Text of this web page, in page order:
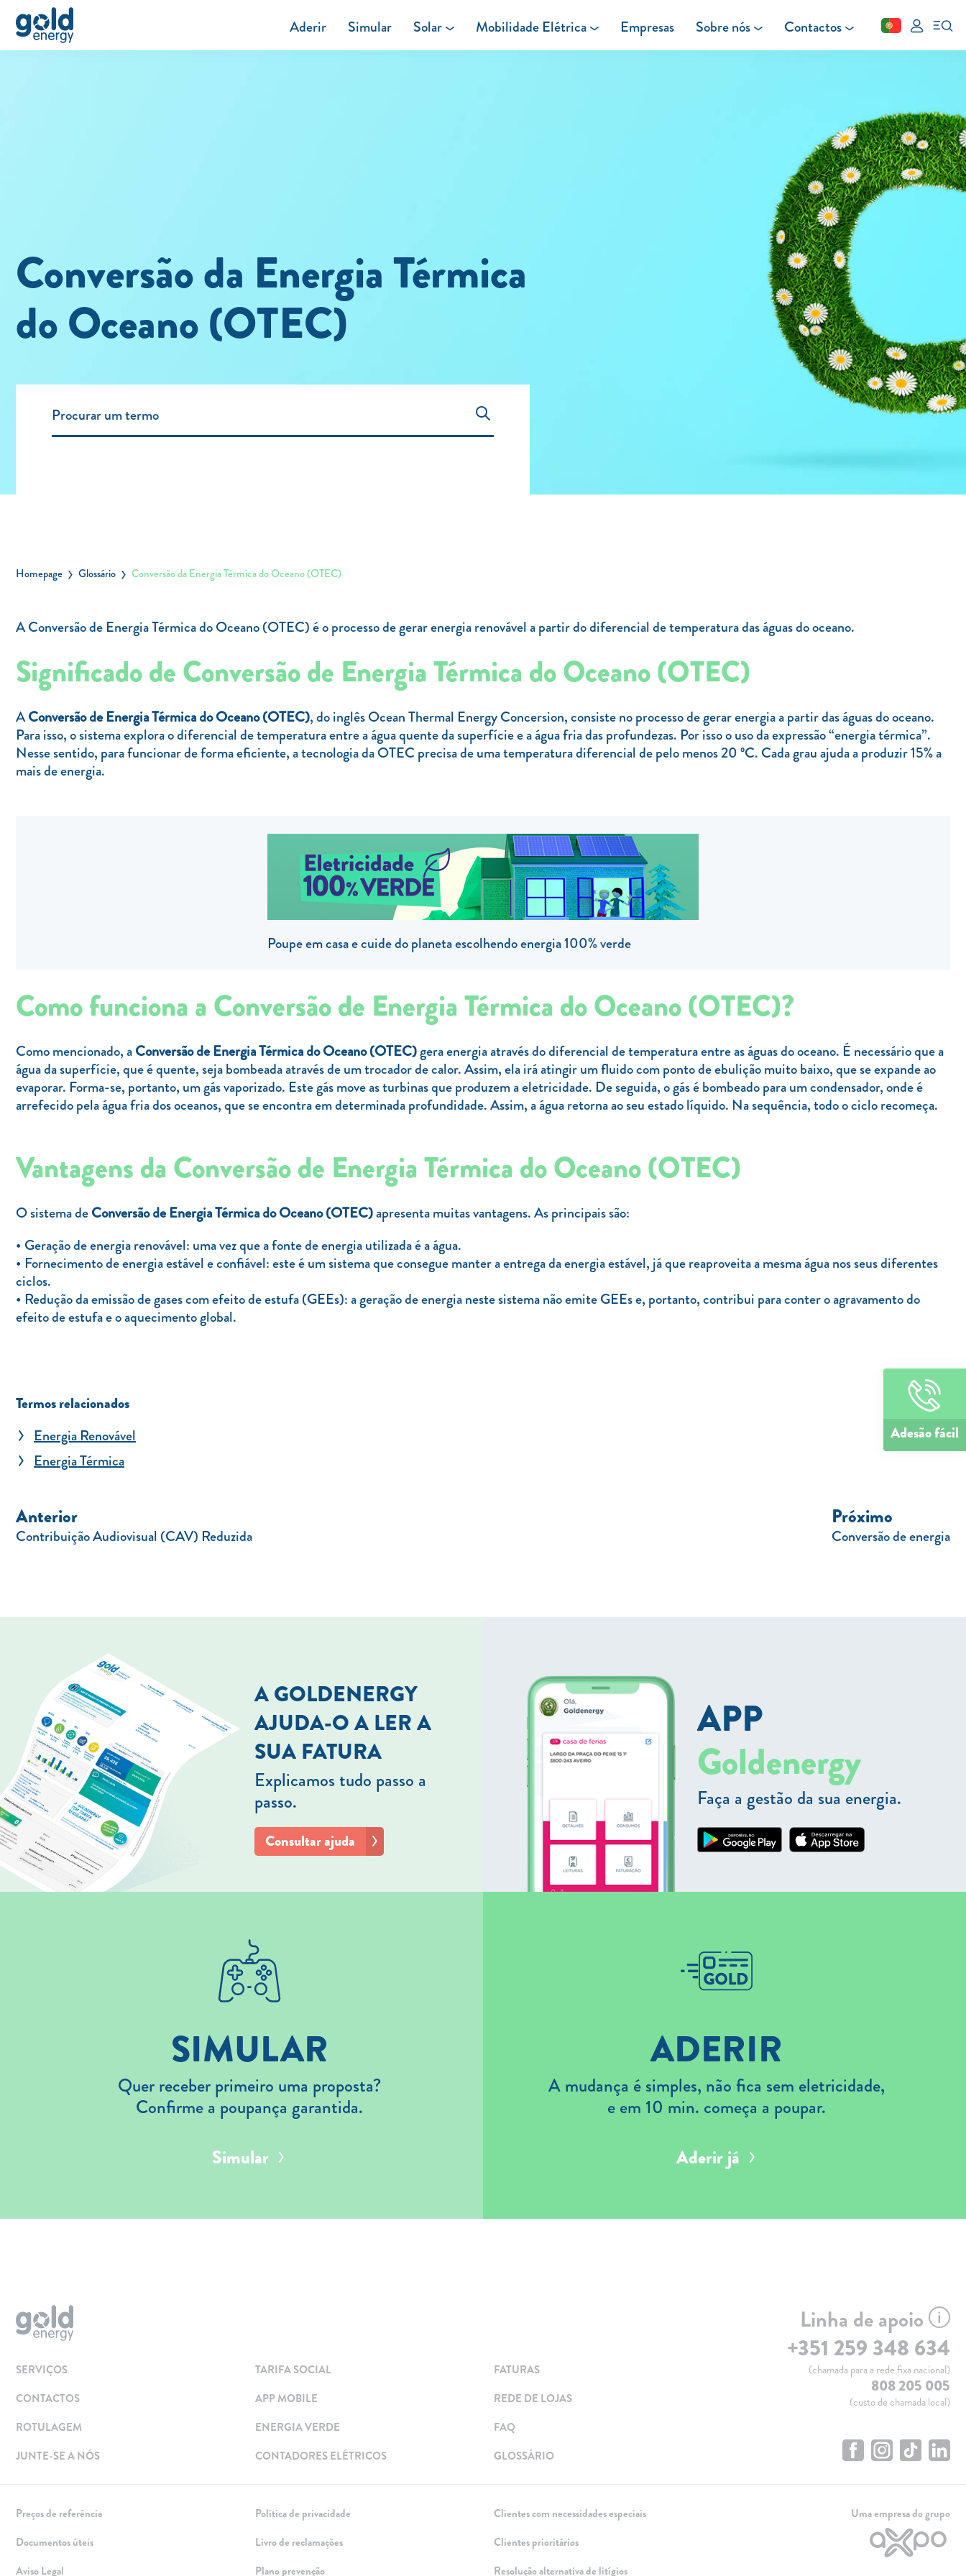
Aderir Simular Solar Mobilidade Elétrica Empresas Sobre nós Contactos
Simular
Solar
Painéis Solares
Excedentes de Produção
Energia verde
Mobilidade Elétrica
Carregar em Casa
Empresas
Rede de lojas
Leituras
Fechar
Conversão da Energia Térmica
do Oceano (OTEC)
Homepage Glossário Conversão da Energia Térmica do Oceano (OTEC)
A Conversão de Energia Térmica do Oceano (OTEC) é o processo de gerar energia renovável a partir do diferencial de temperatura das águas do oceano.
Significado de Conversão de Energia Térmica do Oceano (OTEC)
AConversão de Energia Térmica do Oceano (OTEC), do inglês Ocean Thermal Energy Concersion, consiste no processo de gerar energia a partir das águas do oceano.
Para isso, o sistema explora o diferencial de temperatura entre a água quente da superfície e a água fria das profundezas. Por isso o uso da expressão “energia térmica”.
Nesse sentido, para funcionar de forma eficiente, a tecnologia da OTEC precisa de uma temperatura diferencial de pelo menos 20 ºC. Cada grau ajuda a produzir 15% a
mais de energia.
Poupe em casa e cuide do planeta escolhendo energia 100% verde
Como funciona a Conversão de Energia Térmica do Oceano (OTEC)?
Como mencionado, aConversão de Energia Térmica do Oceano (OTEC)gera energia através do diferencial de temperatura entre as águas do oceano. É necessário que a
água da superfície, que é quente, seja bombeada através de um trocador de calor. Assim, ela irá atingir um fluido com ponto de ebulição muito baixo, que se expande ao
evaporar. Forma-se, portanto, um gás vaporizado. Este gás move as turbinas que produzem a eletricidade. De seguida, o gás é bombeado para um condensador, onde é
arrefecido pela água fria dos oceanos, que se encontra em determinada profundidade. Assim, a água retorna ao seu estado líquido. Na sequência, todo o ciclo recomeça.
Vantagens da Conversão de Energia Térmica do Oceano (OTEC)
O sistema deConversão de Energia Térmica do Oceano (OTEC)apresenta muitas vantagens. As principais são:
Geração de energia renovável: uma vez que a fonte de energia utilizada é a água.
Fornecimento de energia estável e confiável: este é um sistema que consegue manter a entrega da energia estável, já que reaproveita a mesma água nos seus diferentes
ciclos.
Redução da emissão de gases com efeito de estufa (GEEs): a geração de energia neste sistema não emite GEEs e, portanto, contribui para conter o agravamento do
efeito de estufa e o aquecimento global.
Termos relacionados
Energia Renovável
Energia Térmica
Anterior
Contribuição Audiovisual (CAV) Reduzida
Próximo
Conversão de energia
A GOLDENERGY
AJUDA-O A LER A
SUA FATURA
Explicamos tudo passo a
passo.
Consultar ajuda
APP
Goldenergy
Faça a gestão da sua energia.
SIMULAR
Quer receber primeiro uma proposta?
Confirme a poupança garantida.
Simular
ADERIR
A mudança é simples, não fica sem eletricidade,
e em 10 min. começa a poupar.
Aderir já
Adesão fácil
SERVIÇOS
CONTACTOS
ROTULAGEM
JUNTE-SE A NÓS
TARIFA SOCIAL
APP MOBILE
ENERGIA VERDE
CONTADORES ELÉTRICOS
FATURAS
REDE DE LOJAS
FAQ
GLOSSÁRIO
Linha de apoio
+351 259 348 634
(chamada para a rede fixa nacional)
808 205 005
(custo de chamada local)
Preços de referência
Documentos úteis
Aviso Legal
Política de privacidade
Livro de reclamações
Plano prevenção
Clientes com necessidades especiais
Clientes prioritários
Resolução alternativa de litígios
Uma empresa do grupo